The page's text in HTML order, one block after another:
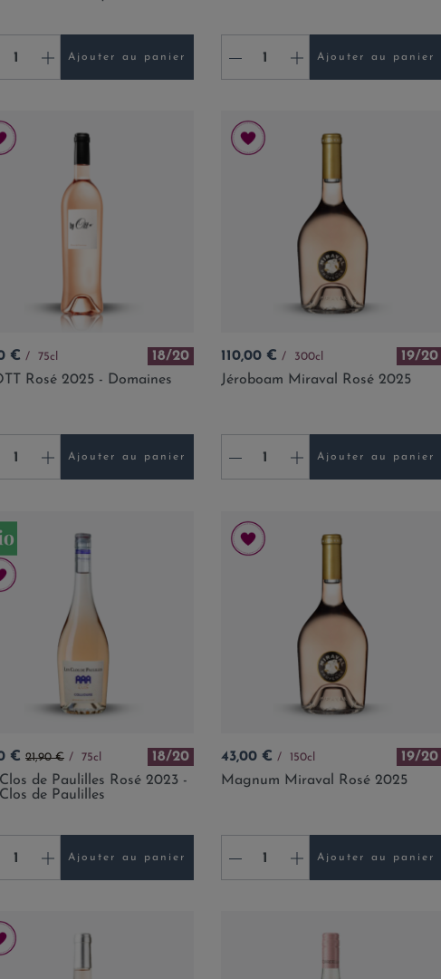
+ Ajouter au panier - + Ajouter au panier
€ 75cl
18/20
Rosé 2025 - Domaines
+ Ajouter au panier
Prix
110,00 € 300cl
19/20
Jéroboam Miraval Rosé 2025
- + Ajouter au panier
€ Prix de base
21,90 € 75cl
18/20
de Paulilles Rosé 2023 -
de Paulilles
+ Ajouter au panier
Prix
43,00 € 150cl
19/20
Magnum Miraval Rosé 2025
- + Ajouter au panier